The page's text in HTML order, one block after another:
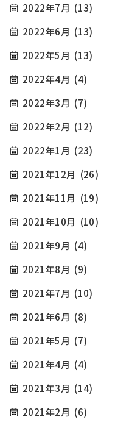
2022年7月 (13)
2022年6月 (13)
2022年5月 (13)
2022年4月 (4)
2022年3月 (7)
2022年2月 (12)
2022年1月 (23)
2021年12月 (26)
2021年11月 (19)
2021年10月 (10)
2021年9月 (4)
2021年8月 (9)
2021年7月 (10)
2021年6月 (8)
2021年5月 (7)
2021年4月 (4)
2021年3月 (14)
2021年2月 (6)